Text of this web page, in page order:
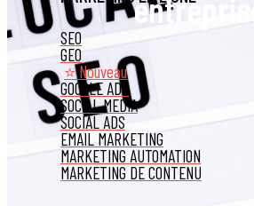
SEO
GEO
⭐ Nouveau
GOOGLE ADS
SOCIAL MEDIA
SOCIAL ADS
EMAIL MARKETING
MARKETING AUTOMATION
MARKETING DE CONTENU
entreprise